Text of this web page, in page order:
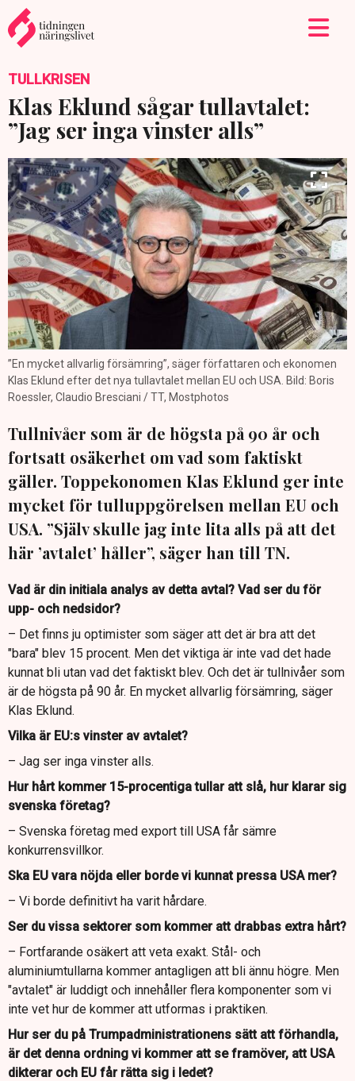
TULLKRISEN
Klas Eklund sågar tullavtalet:
”Jag ser inga vinster alls”
”En mycket allvarlig försämring”, säger författaren och ekonomen
Klas Eklund efter det nya tullavtalet mellan EU och USA. Bild: Boris
Roessler, Claudio Bresciani / TT, Mostphotos
Tullnivåer som är de högsta på 90 år och
fortsatt osäkerhet om vad som faktiskt
gäller. Toppekonomen Klas Eklund ger inte
mycket för tulluppgörelsen mellan EU och
USA. ”Själv skulle jag inte lita alls på att det
här ’avtalet’ håller”, säger han till TN.
Vad är din initiala analys av detta avtal? Vad ser du för
upp- och nedsidor?
– Det finns ju optimister som säger att det är bra att det
"bara" blev 15 procent. Men det viktiga är inte vad det hade
kunnat bli utan vad det faktiskt blev. Och det är tullnivåer som
är de högsta på 90 år. En mycket allvarlig försämring, säger
Klas Eklund.
Vilka är EU:s vinster av avtalet?
– Jag ser inga vinster alls.
Hur hårt kommer 15-procentiga tullar att slå, hur klarar sig
svenska företag?
– Svenska företag med export till USA får sämre
konkurrensvillkor.
Ska EU vara nöjda eller borde vi kunnat pressa USA mer?
– Vi borde definitivt ha varit hårdare.
Ser du vissa sektorer som kommer att drabbas extra hårt?
– Fortfarande osäkert att veta exakt. Stål- och
aluminiumtullarna kommer antagligen att bli ännu högre. Men
"avtalet" är luddigt och innehåller flera komponenter som vi
inte vet hur de kommer att utformas i praktiken.
Hur ser du på Trumpadministrationens sätt att förhandla,
är det denna ordning vi kommer att se framöver, att USA
dikterar och EU får rätta sig i ledet?